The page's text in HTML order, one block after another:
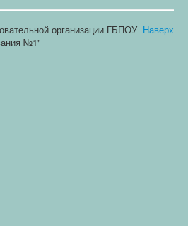
Наверх
организации ГБПОУ
№1"